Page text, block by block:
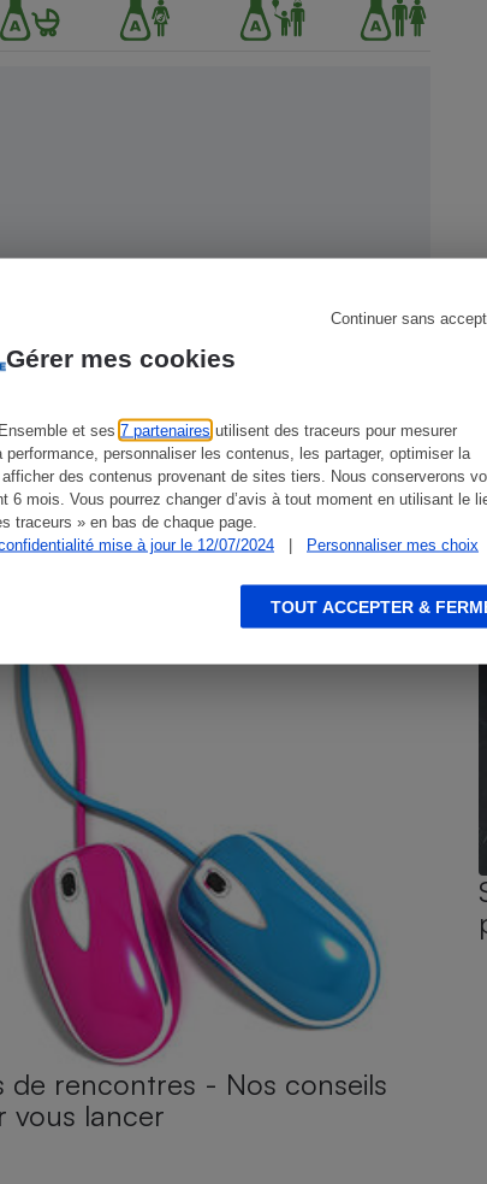
Gérer mes cookies
et ses 7 partenaires utilisent des traceurs pour mesurer
performance, personnaliser les contenus, les partager, optimiser la
des contenus provenant de sites tiers. Nous conserverons
6 mois. Vous pourrez changer d’avis à tout moment en utilisant le
traceurs » en bas de chaque page.
mise à jour le 12/07/2024
| Personnaliser mes choix
Continuer sans
TOUT ACCEPTER &
de rencontres - Nos conseils
vous lancer